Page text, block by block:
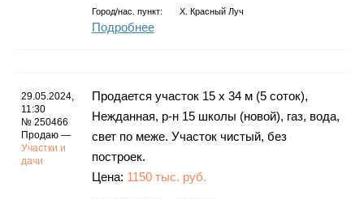
Город/нас. пункт: Х. Красный Луч
Подробнее
29.05.2024,
11:30
№ 250466
Продаю —
Участки и
дачи
Продается участок 15 х 34 м (5 соток),
Нежданная, р-н 15 школы (новой), газ, вода,
свет по меже. Участок чистый, без
построек.
Цена: 1150 тыс. руб.